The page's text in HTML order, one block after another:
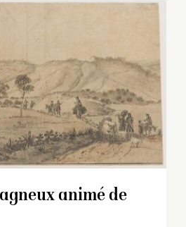
animé de